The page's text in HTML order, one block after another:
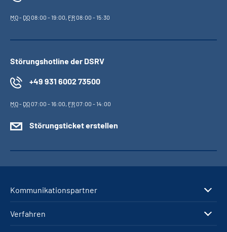
MO- DO08:00 - 19:00, FR08:00 - 15:30
Störungshotline der DSRV
+49 931 6002 73500
MO- DO07:00 - 16:00, FR07:00 - 14:00
Störungsticket erstellen
Kommunikationspartner
Verfahren